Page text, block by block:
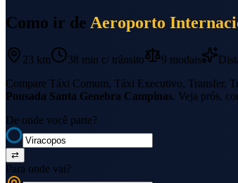
Como ir de Aeroporto
23 km 38 min c/ trânsito 9 modais
Compare Táxi Comum, Táxi Executivo, Transfer,
Pousada Santa Genebra Campinas. Veja prós,
De onde você parte?
⇄
Para onde vai?